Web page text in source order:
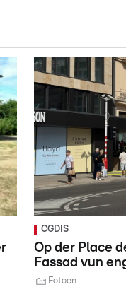
CGDIS
Op der Place
Fassad vun
Fotoen